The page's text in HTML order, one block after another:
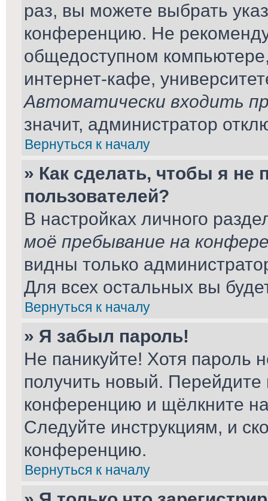
раз, вы можете выбрать
конференцию. Не
общедоступном
интернет-кафе,
Автоматически входить
значит, администратор
Вернуться к началу
» Как сделать, чтобы я не
пользователей?
В настройках личного
моё пребывание на
видны только
Для всех остальных вы
Вернуться к началу
» Я забыл пароль!
Не паникуйте! Хотя пароль
получить новый. Перейдите
конференцию и щёлкните
Следуйте инструкциям, и
конференцию.
Вернуться к началу